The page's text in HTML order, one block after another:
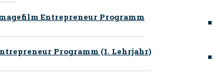
Entrepreneur Programm
Programm (1. Lehrjahr)